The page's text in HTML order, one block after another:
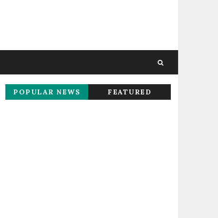
POPULAR NEWS
FEATURED